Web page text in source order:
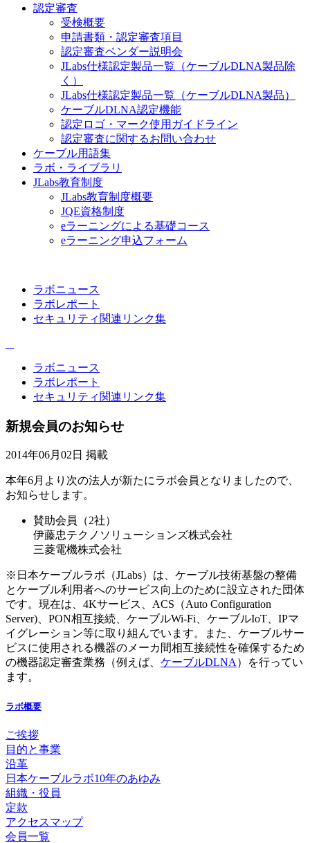
認定審査
受検概要
申請書類・認定審査項目
認定審査ベンダー説明会
JLabs仕様認定製品一覧（ケーブルDLNA製品除
く）
JLabs仕様認定製品一覧（ケーブルDLNA製品）
ケーブルDLNA認定機能
認定ロゴ・マーク使用ガイドライン
認定審査に関するお問い合わせ
ケーブル用語集
ラボ・ライブラリ
JLabs教育制度
JLabs教育制度概要
JQE資格制度
eラーニングによる基礎コース
eラーニング申込フォーム
ラボニュース
ラボレポート
セキュリティ関連リンク集
ラボニュース
ラボレポート
セキュリティ関連リンク集
新規会員のお知らせ
2014年06月02日 掲載
本年6月より次の法人が新たにラボ会員となりましたので、
お知らせします。
賛助会員（2社）
伊藤忠テクノソリューションズ株式会社
三菱電機株式会社
※日本ケーブルラボ（JLabs）は、ケーブル技術基盤の整備
とケーブル利用者へのサービス向上のために設立された団体
です。現在は、4Kサービス、ACS（Auto Configuration
Server)、PON相互接続、ケーブルWi-Fi、ケーブルIoT、IPマ
イグレーション等に取り組んでいます。また、ケーブルサー
ビスに使用される機器のメーカ間相互接続性を確保するため
の機器認定審査業務（例えば、 ケーブルDLNA）を行ってい
ます。
ラボ概要
ご挨拶
目的と事業
沿革
日本ケーブルラボ10年のあゆみ
組織・役員
定款
アクセスマップ
会員一覧